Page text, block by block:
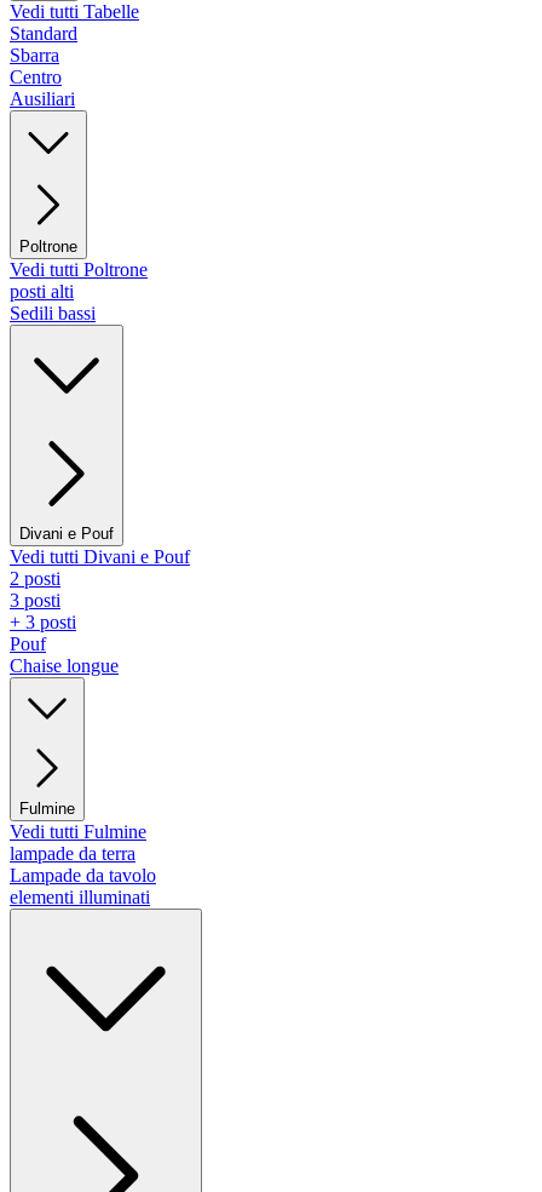
Vedi tutti Tabelle
Standard
Sbarra
Centro
Ausiliari
Poltrone
Vedi tutti Poltrone
posti alti
Sedili bassi
Divani e Pouf
Vedi tutti Divani e Pouf
2 posti
3 posti
+ 3 posti
Pouf
Chaise longue
Fulmine
Vedi tutti Fulmine
lampade da terra
Lampade da tavolo
elementi illuminati